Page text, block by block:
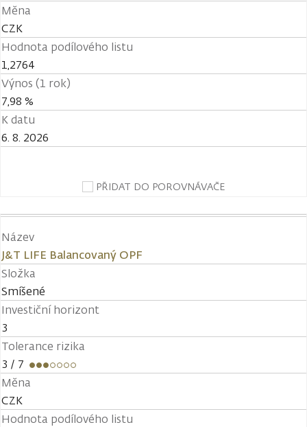
Měna
CZK
Hodnota podílového listu
1,2764
Výnos (1 rok)
7,98 %
K datu
6. 8. 2026
PŘIDAT DO POROVNÁVAČE
Název
J&T LIFE Balancovaný OPF
Složka
Smíšené
Investiční horizont
3
Tolerance rizika
3 / 7
Měna
CZK
Hodnota podílového listu